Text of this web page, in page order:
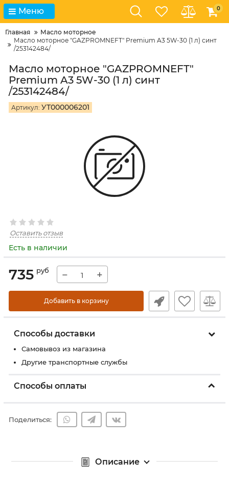
Меню 0
Главная
Масло моторное
Масло моторное "GAZPROMNEFT" Premium A3 5W-30 (1 л) синт
/253142484/
Масло моторное "GAZPROMNEFT"
Premium A3 5W-30 (1 л) синт
/253142484/
Артикул: УТ000006201
Оставить отзыв
Есть в наличии
735 руб − +
Добавить в корзину
Способы доставки
Самовывоз из магазина
Другие транспортные службы
Способы оплаты
Поделиться:
Описание